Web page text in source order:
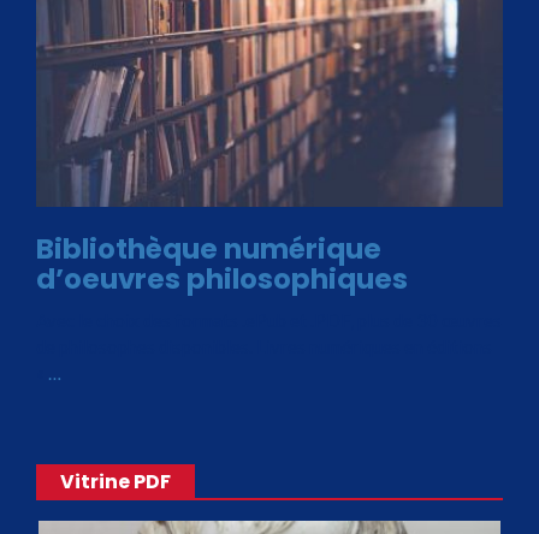
Bibliothèque numérique
d’oeuvres philosophiques
…
Vitrine PDF